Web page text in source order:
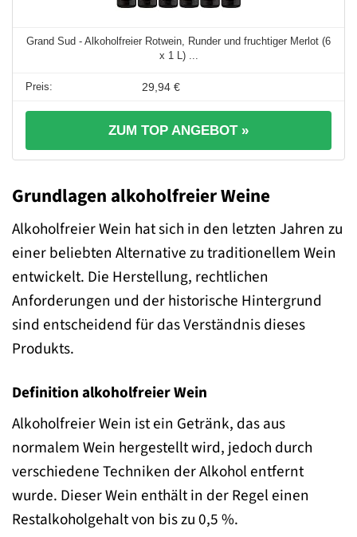
Grand Sud - Alkoholfreier Rotwein, Runder und fruchtiger Merlot (6
x 1 L) ...
29,94 €
ZUM TOP ANGEBOT »
Grundlagen alkoholfreier Weine
Alkoholfreier Wein hat sich in den letzten Jahren zu
einer beliebten Alternative zu traditionellem Wein
entwickelt. Die Herstellung, rechtlichen
Anforderungen und der historische Hintergrund
sind entscheidend für das Verständnis dieses
Produkts.
Definition alkoholfreier Wein
Alkoholfreier Wein ist ein Getränk, das aus
normalem Wein hergestellt wird, jedoch durch
verschiedene Techniken der Alkohol entfernt
wurde. Dieser Wein enthält in der Regel einen
Restalkoholgehalt von bis zu 0,5 %.